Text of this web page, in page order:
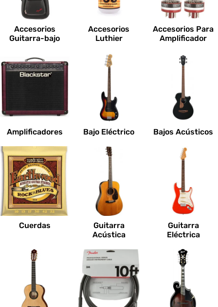
e
s
:
Accesorios
Guitarra-bajo
Accesorios
Luthier
Accesorios Para
Amplificador
Amplificadores Bajo Eléctrico Bajos Acústicos
Cuerdas
Guitarra
Acústica
Guitarra
Eléctrica